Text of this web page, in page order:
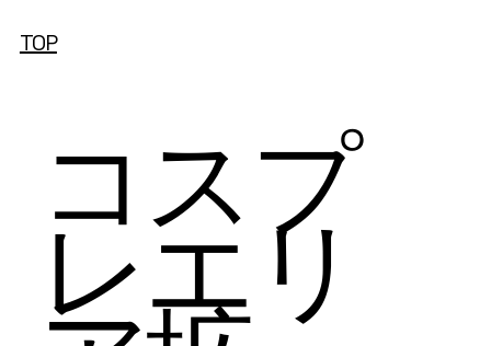
TOP
コスプ
レエリ